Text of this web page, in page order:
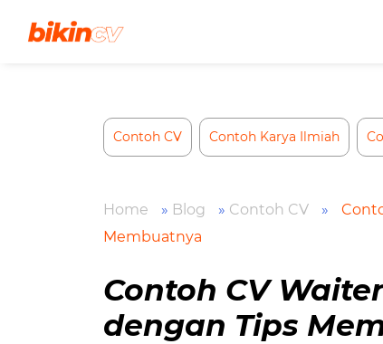
Contoh CV Contoh Karya Ilmiah
Home » Blog » Contoh CV »
Membuatnya
Contoh CV
dengan Tips